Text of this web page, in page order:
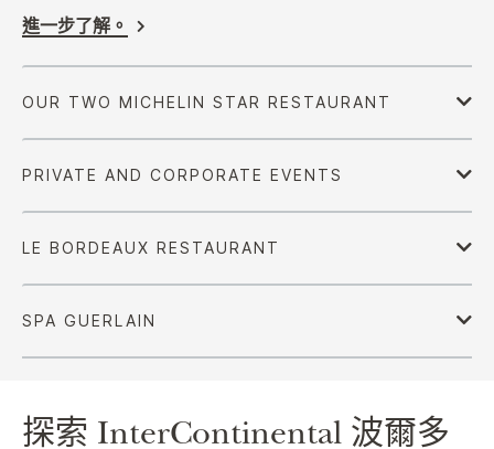
進一步了解。
探索 InterContinental 波爾多